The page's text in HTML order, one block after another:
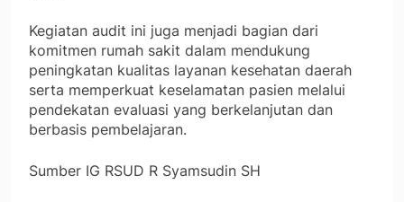
Kegiatan audit ini juga menjadi bagian dari
komitmen rumah sakit dalam mendukung
peningkatan kualitas layanan kesehatan daerah
serta memperkuat keselamatan pasien melalui
pendekatan evaluasi yang berkelanjutan dan
berbasis pembelajaran.
Sumber IG RSUD R Syamsudin SH